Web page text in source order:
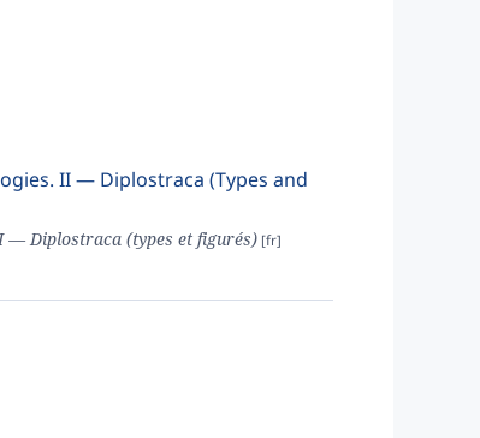
II — Diplostraca (Types and
— Diplostraca (types et figurés)